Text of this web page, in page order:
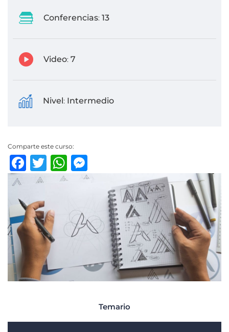
Conferencias: 13
Video: 7
Nivel: Intermedio
Comparte este curso:
Facebook
TwitterWhatsApp
Temario